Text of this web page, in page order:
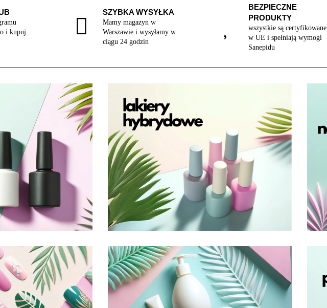
i kupuj
SZYBKA WYSYŁKA
Mamy magazyn w
Warszawie i wysyłamy w
ciągu 24 godzin
BEZPIECZNE
PRODUKTY
wszystkie są certyfikowane
w UE i spełniają wymogi
Sanepidu